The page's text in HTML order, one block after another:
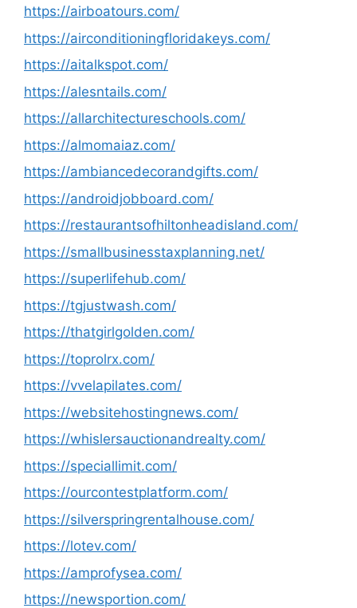
https://airboatours.com/
https://airconditioningfloridakeys.com/
https://aitalkspot.com/
https://alesntails.com/
https://allarchitectureschools.com/
https://almomaiaz.com/
https://ambiancedecorandgifts.com/
https://androidjobboard.com/
https://restaurantsofhiltonheadisland.com/
https://smallbusinesstaxplanning.net/
https://superlifehub.com/
https://tgjustwash.com/
https://thatgirlgolden.com/
https://toprolrx.com/
https://vvelapilates.com/
https://websitehostingnews.com/
https://whislersauctionandrealty.com/
https://speciallimit.com/
https://ourcontestplatform.com/
https://silverspringrentalhouse.com/
https://lotev.com/
https://amprofysea.com/
https://newsportion.com/